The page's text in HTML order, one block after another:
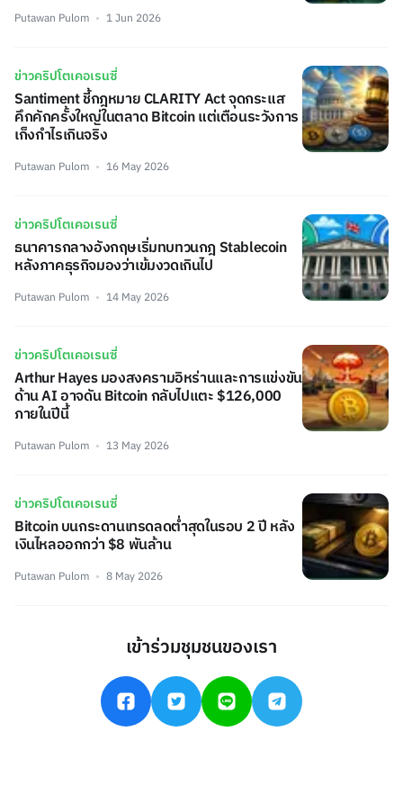
Putawan Pulom 1 Jun 2026
ข่าวคริปโตเคอเรนซี่
Santiment ชี้กฎหมาย CLARITY Act จุดกระแส
คึกคักครั้งใหญ่ในตลาด Bitcoin แต่เตือนระวังการ
เก็งกำไรเกินจริง
Putawan Pulom 16 May 2026
ข่าวคริปโตเคอเรนซี่
ธนาคารกลางอังกฤษเริ่มทบทวนกฎ Stablecoin
หลังภาคธุรกิจมองว่าเข้มงวดเกินไป
Putawan Pulom 14 May 2026
ข่าวคริปโตเคอเรนซี่
Arthur Hayes มองสงครามอิหร่านและการแข่งขัน
ด้าน AI อาจดัน Bitcoin กลับไปแตะ $126,000
ภายในปีนี้
Putawan Pulom 13 May 2026
ข่าวคริปโตเคอเรนซี่
Bitcoin บนกระดานเทรดลดต่ำสุดในรอบ 2 ปี หลัง
เงินไหลออกกว่า $8 พันล้าน
Putawan Pulom 8 May 2026
เข้าร่วมชุมชนของเรา